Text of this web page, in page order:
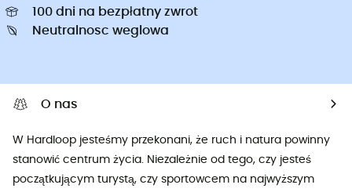
100 dni na bezpłatny zwrot
Neutralnosc weglowa
O nas
W Hardloop jesteśmy przekonani, że ruch i natura powinny
stanowić centrum życia. Niezależnie od tego, czy jesteś
początkującym turystą, czy sportowcem na najwyższym